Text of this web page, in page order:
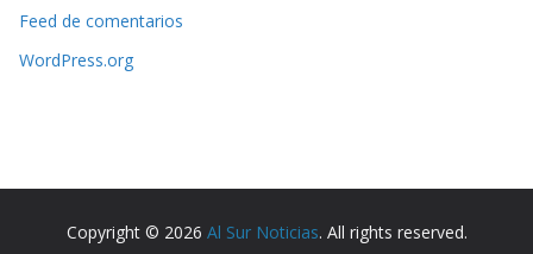
Feed de comentarios
WordPress.org
Copyright © 2026 Al Sur Noticias. All rights reserved.